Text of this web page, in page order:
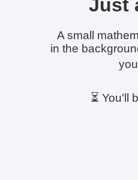
Just
A small
in the
⏳ You'll